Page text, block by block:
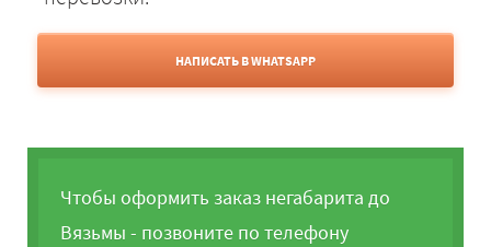
НАПИСАТЬ В WHATSAPP
Чтобы оформить заказ негабарита до
Вязьмы - позвоните по телефону